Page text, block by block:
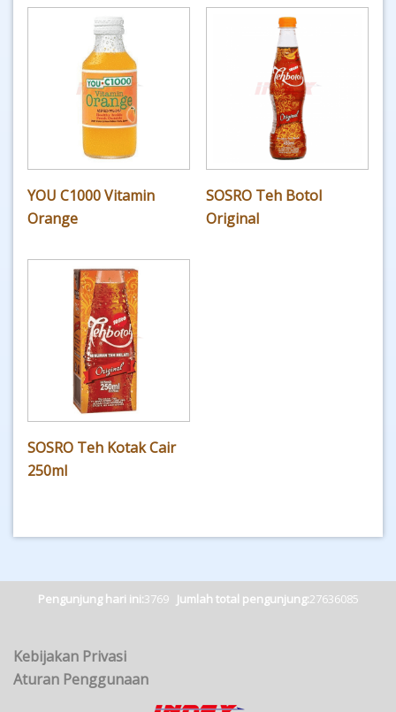
YOU C1000 Vitamin
Orange
SOSRO Teh Botol
Original
SOSRO Teh Kotak Cair
250ml
Pengunjung hari ini:3769 Jumlah total pengunjung:27636085
Kebijakan Privasi
Aturan Penggunaan